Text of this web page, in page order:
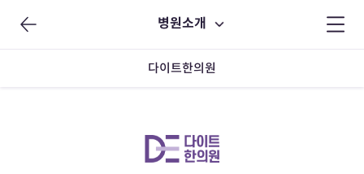
병원소개
다이트한의원